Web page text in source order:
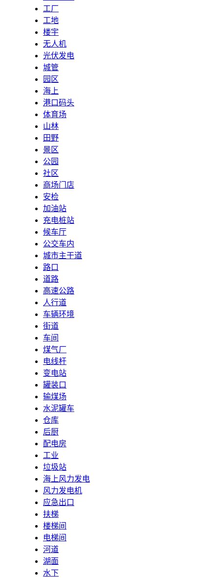
工厂
工地
楼宇
无人机
光伏发电
城管
园区
海上
港口码头
体育场
山林
田野
景区
公园
社区
商场门店
安检
加油站
充电桩站
候车厅
公交车内
城市主干道
路口
道路
高速公路
人行道
车辆环境
街道
车间
煤气厂
电线杆
变电站
罐装口
输煤场
水泥罐车
仓库
后厨
配电房
工业
垃圾站
海上风力发电
风力发电机
应急出口
扶梯
楼梯间
电梯间
河道
湖面
水下